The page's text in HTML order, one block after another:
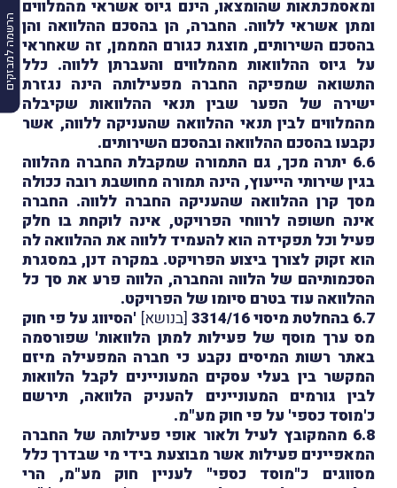
הרשמה למבזקים
ומאסמכתאות שהומצאו, הינם גיוס אשראי מהמלווים
ומתן אשראי ללווה. החברה, הן בהסכם ההלוואה והן
בהסכם השירותים, מוצגת כגורם המממן, זה שאחראי
על גיוס ההלוואות מהמלווים והעברתן ללווה. כלל
התשואה שמפיקה החברה מפעילותה הינה נגזרת
ישירה של הפער שבין תנאי ההלוואות שקיבלה
מהמלווים לבין תנאי ההלוואה שהעניקה ללווה, אשר
נקבעו בהסכם ההלוואה ובהסכם השירותים.
6.6 יתרה מכך, גם התמורה שמקבלת החברה מהלווה
בגין שירותי הייעוץ, הינה תמורה מחושבת רובה ככולה
מסך קרן ההלוואה שהעניקה החברה ללווה. החברה
אינה חשופה לרווחי הפרויקט, אינה לוקחת בו חלק
פעיל וכל תפקידה הוא להעמיד ללווה את ההלוואה לה
הוא זקוק לצורך ביצוע הפרויקט. במקרה דנן, במסגרת
הסכמותיהם של הלווה והחברה, הלווה פרע את סך כל
ההלוואה עוד בטרם סיומו של הפרויקט.
6.7 בהחלטת מיסוי 3314/16
[בנושא] 'הסיווג על פי חוק
מס ערך מוסף של פעילות למתן הלוואות' שפורסמה
באתר רשות המיסים נקבע כי חברה המפעילה מיזם
המקשר בין בעלי עסקים המעוניינים לקבל הלוואות
לבין גורמים המעוניינים להעניק הלוואה, תירשם
כ'מוסד כספי' על פי חוק מע"מ.
6.8 מהמקובץ לעיל ולאור אופי פעילותה של החברה
המאפיינים פעילות אשר מבוצעת בידי מי שבדרך כלל
מסווגים כ"מוסד כספי" לעניין חוק מע"מ, הרי